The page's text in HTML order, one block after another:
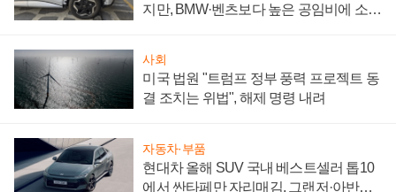
지만, BMW·벤츠보다 높은 공임비에 소비
사회
미국 법원 "트럼프 정부 풍력 프로젝트 동
결 조치는 위법", 해제 명령 내려
자동차·부품
현대차 올해 SUV 국내 베스트셀러 톱10
에서 싼타페만 자리매김, 그랜저·아반떼